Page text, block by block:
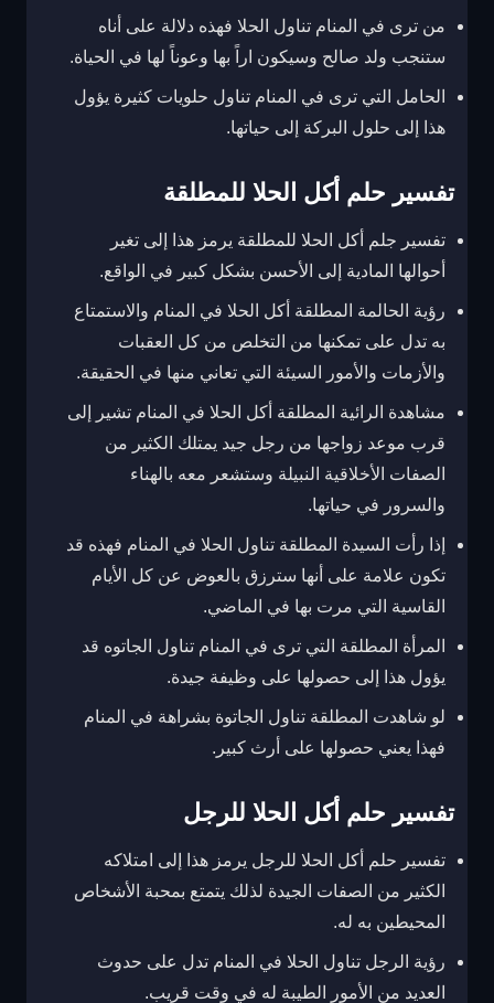
من ترى في المنام تناول الحلا فهذه دلالة على أناه
ستنجب ولد صالح وسيكون اراً بها وعوناً لها في الحياة.
الحامل التي ترى في المنام تناول حلويات كثيرة يؤول
هذا إلى حلول البركة إلى حياتها.
تفسير حلم أكل الحلا للمطلقة
تفسير جلم أكل الحلا للمطلقة يرمز هذا إلى تغير
أحوالها المادية إلى الأحسن بشكل كبير في الواقع.
رؤية الحالمة المطلقة أكل الحلا في المنام والاستمتاع
به تدل على تمكنها من التخلص من كل العقبات
والأزمات والأمور السيئة التي تعاني منها في الحقيقة.
مشاهدة الرائية المطلقة أكل الحلا في المنام تشير إلى
قرب موعد زواجها من رجل جيد يمتلك الكثير من
الصفات الأخلاقية النبيلة وستشعر معه بالهناء
والسرور في حياتها.
إذا رأت السيدة المطلقة تناول الحلا في المنام فهذه قد
تكون علامة على أنها سترزق بالعوض عن كل الأيام
القاسية التي مرت بها في الماضي.
المرأة المطلقة التي ترى في المنام تناول الجاتوه قد
يؤول هذا إلى حصولها على وظيفة جيدة.
لو شاهدت المطلقة تناول الجاتوة بشراهة في المنام
فهذا يعني حصولها على أرث كبير.
تفسير حلم أكل الحلا للرجل
تفسير حلم أكل الحلا للرجل يرمز هذا إلى امتلاكه
الكثير من الصفات الجيدة لذلك يتمتع بمحبة الأشخاص
المحيطين به له.
رؤية الرجل تناول الحلا في المنام تدل على حدوث
العديد من الأمور الطيبة له في وقت قريب.